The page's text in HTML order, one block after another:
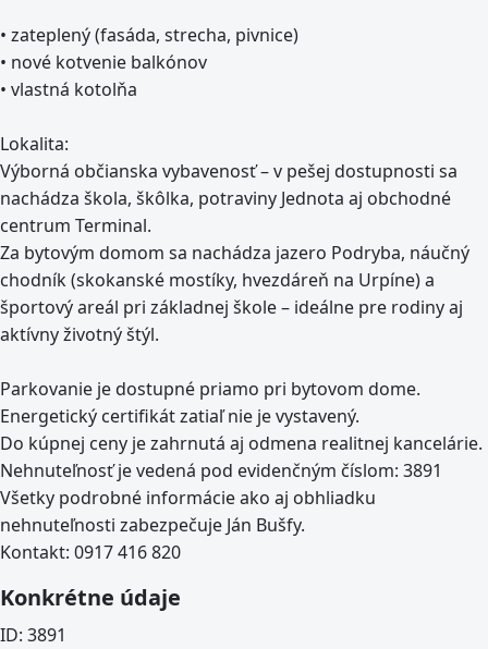
• zateplený (fasáda, strecha, pivnice)
• nové kotvenie balkónov
• vlastná kotolňa
Lokalita:
Výborná občianska vybavenosť – v pešej dostupnosti sa
nachádza škola, škôlka, potraviny Jednota aj obchodné
centrum Terminal.
Za bytovým domom sa nachádza jazero Podryba, náučný
chodník (skokanské mostíky, hvezdáreň na Urpíne) a
športový areál pri základnej škole – ideálne pre rodiny aj
aktívny životný štýl.
Parkovanie je dostupné priamo pri bytovom dome.
Energetický certifikát zatiaľ nie je vystavený.
Do kúpnej ceny je zahrnutá aj odmena realitnej kancelárie.
Nehnuteľnosť je vedená pod evidenčným číslom: 3891
Všetky podrobné informácie ako aj obhliadku
nehnuteľnosti zabezpečuje Ján Bušfy.
Kontakt: 0917 416 820
Konkrétne údaje
ID: 3891